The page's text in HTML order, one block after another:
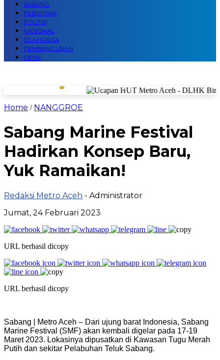
SABANG
PERISTIWA
POLITIK
NASIONAL
OLAHRAGA
PEMBANGUNAN
OPINI
Home / NANGGROE
Sabang Marine Festival
Hadirkan Konsep Baru,
Yuk Ramaikan!
Redaksi Metro Aceh - Administrator
Jumat, 24 Februari 2023
URL berhasil dicopy
URL berhasil dicopy
Sabang | Metro Aceh – Dari ujung barat Indonesia, Sabang
Marine Festival (SMF) akan kembali digelar pada 17-19
Maret 2023. Lokasinya dipusatkan di Kawasan Tugu Merah
Putih dan sekitar Pelabuhan Teluk Sabang.